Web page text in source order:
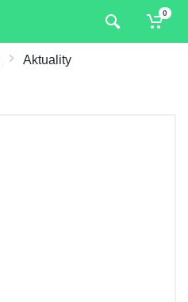
0
Aktuality